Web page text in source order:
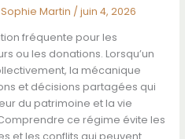
Sophie Martin / juin 4, 2026
fréquente pour les
ou les donations. Lorsqu’un
la mécanique
et décisions partagées qui
du patrimoine et la vie
ce régime évite les
et les conflits qui peuvent